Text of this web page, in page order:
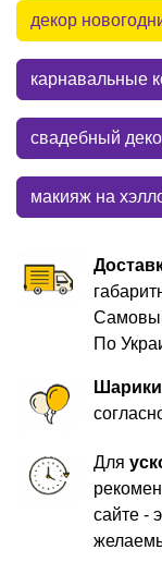
декор
карнавальные
свадебный
макияж на
По
Шарики
Для
сайте -